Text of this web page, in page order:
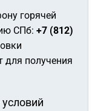
горячей
СПб: +7 (812)
для получения